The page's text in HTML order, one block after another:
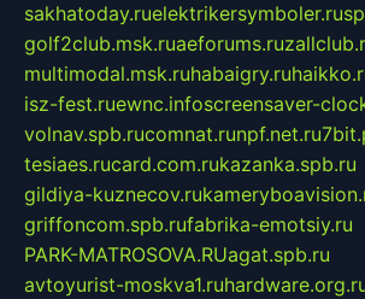
sakhatoday.ruelektrikersymboler.ru
golf2club.msk.ruaeforums.ru
multimodal.msk.ruhabaigry.ru
isz-fest.ruewnc.infoscreensaver-
volnav.spb.rucomnat.runpf.net.ru
tesiaes.rucard.com.rukazanka.spb.ru
gildiya-kuznecov.ru
griffoncom.spb.rufabrika-emotsiy.ru
PARK-MATROSOVA.RUagat.spb.ru
avtoyurist-moskva1.ru